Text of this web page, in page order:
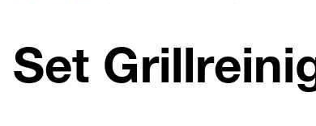
Set